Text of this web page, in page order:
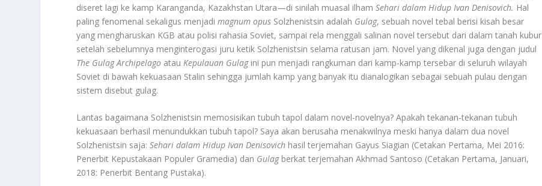
diseret lagi ke kamp Karanganda, Kazakhstan Utara—di sinilah muasal ilhamSehari dalam Hidup Ivan Denisovich. Hal
paling fenomenal sekaligus menjadimagnum opus Solzhenistsin adalah Gulag, sebuah novel tebal berisi kisah besar
yang mengharuskan KGB atau polisi rahasia Soviet, sampai rela menggali salinan novel tersebut dari dalam tanah kubur
setelah sebelumnya menginterogasi juru ketik Solzhenistsin selama ratusan jam. Novel yang dikenal juga dengan judul
The Gulag Archipelago atauKepulauan Gulagini pun menjadi rangkuman dari kamp-kamp tersebar di seluruh wilayah
Soviet di bawah kekuasaan Stalin sehingga jumlah kamp yang banyak itu dianalogikan sebagai sebuah pulau dengan
sistem disebut gulag.
Lantas bagaimana Solzhenistsin memosisikan tubuh tapol dalam novel-novelnya? Apakah tekanan-tekanan tubuh
kekuasaan berhasil menundukkan tubuh tapol? Saya akan berusaha menakwilnya meski hanya dalam dua novel
Solzhenistsin saja:Sehari dalam Hidup Ivan Denisovich hasil terjemahan Gayus Siagian (Cetakan Pertama, Mei 2016:
Penerbit Kepustakaan Populer Gramedia) dan Gulag berkat terjemahan Akhmad Santoso (Cetakan Pertama, Januari,
2018: Penerbit Bentang Pustaka).